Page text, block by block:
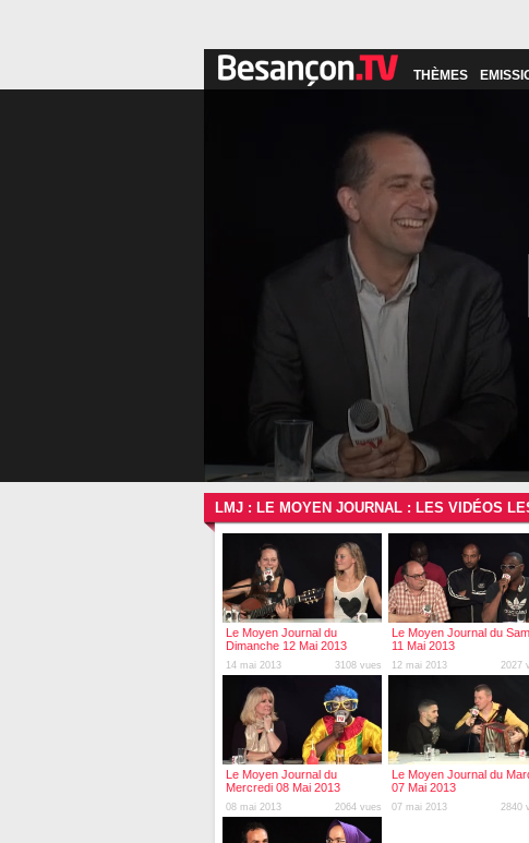
THÈMES
LMJ : LE MOYEN JOURNAL : LES VIDÉOS
Le Moyen Journal du
Dimanche 12 Mai 2013
14 mai 2013 3108 vues
Le Moyen Journal du
11 Mai 2013
12 mai 2013 2027
Le Moyen Journal du
Mercredi 08 Mai 2013
08 mai 2013 2064 vues
Le Moyen Journal du
07 Mai 2013
07 mai 2013 2840